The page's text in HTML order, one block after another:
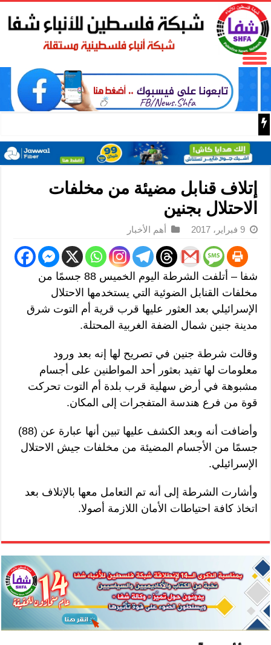
باسم الرئيس: وزير الداخلية زياد هب الريح يمنح العميد
إتلاف قنابل مضيئة من مخلفات
الاحتلال بجنين
9 فبراير، 2017 أهم الأخبار
شفا – أتلفت الشرطة اليوم الخميس 88 جسمًا من
مخلفات القنابل الضوئية التي يستخدمها الاحتلال
الإسرائيلي بعد العثور عليها قرب قرية أم التوت شرق
مدينة جنين شمال الضفة الغربية المحتلة.
وقالت شرطة جنين في تصريح لها إنه بعد ورود
معلومات لها تفيد بعثور أحد المواطنين على أجسام
مشبوهة في أرض سهلية قرب بلدة أم التوت تحركت
قوة من فرع هندسة المتفجرات إلى المكان.
وأضافت أنه وبعد الكشف عليها تبين أنها عبارة عن (88)
جسمًا من الأجسام المضيئة من مخلفات جيش الاحتلال
الإسرائيلي.
وأشارت الشرطة إلى أنه تم التعامل معها بالإتلاف بعد
اتخاذ كافة احتياطات الأمان اللازمة أصولا.